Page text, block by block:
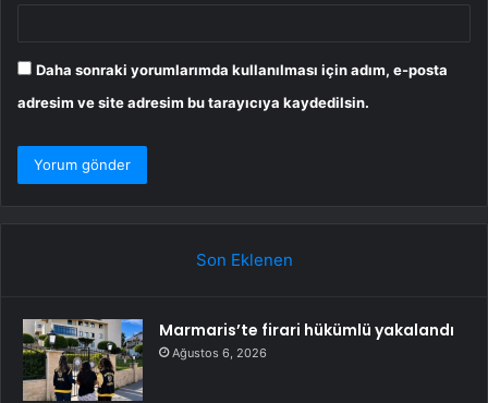
Daha sonraki yorumlarımda kullanılması için adım, e-posta
adresim ve site adresim bu tarayıcıya kaydedilsin.
Son Eklenen
Marmaris’te firari hükümlü yakalandı
Ağustos 6, 2026